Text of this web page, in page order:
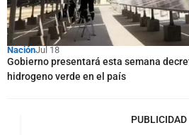
NaciónJul 18
Gobierno presentará esta semana
hidrogeno verde en el país
PUBLICIDAD